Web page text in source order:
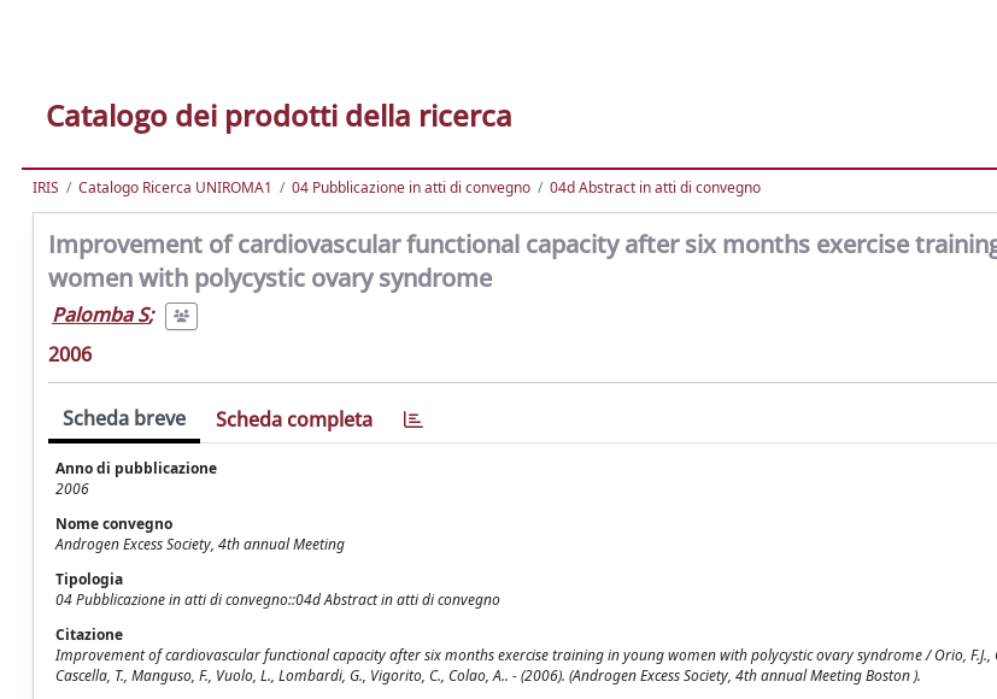
Catalogo dei prodotti della ricerca
IRIS Catalogo Ricerca UNIROMA1 04 Pubblicazione in atti di convegno 04d Abstract in atti di convegno
Improvement of cardiovascular functional capacity after six months exercise
women with polycystic ovary syndrome
Palomba S;
2006
Scheda breve Scheda completa
Anno di pubblicazione
2006
Nome convegno
Androgen Excess Society, 4th annual Meeting
Tipologia
04 Pubblicazione in atti di convegno::04d Abstract in atti di convegno
Citazione
Improvement of cardiovascular functional capacity after six months exercise training in young women with polycystic ovary syndrome / Orio, F.J.,
Cascella, T., Manguso, F., Vuolo, L., Lombardi, G., Vigorito, C., Colao, A.. - (2006). (Androgen Excess Society, 4th annual Meeting Boston ).